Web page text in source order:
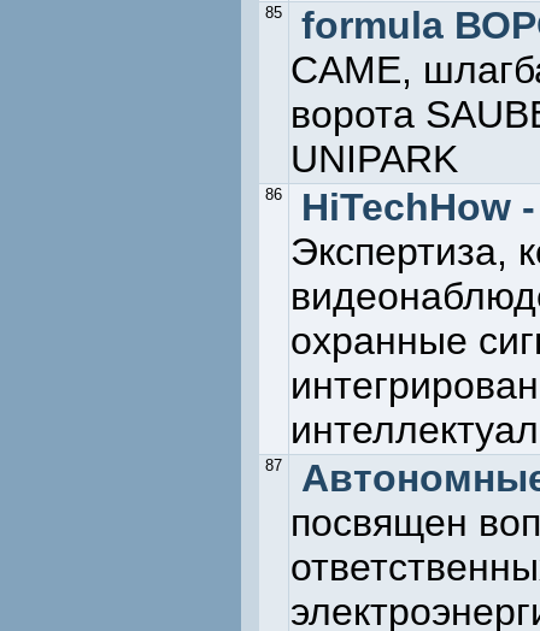
85
formula
CAME,
ворота
UNIPARK
86
HiTechHow
Экспертиза,
охранные
87
посвящен